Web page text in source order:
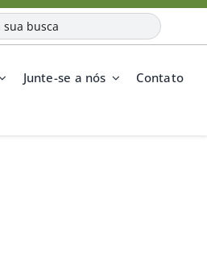
Junte-se a nós Contato